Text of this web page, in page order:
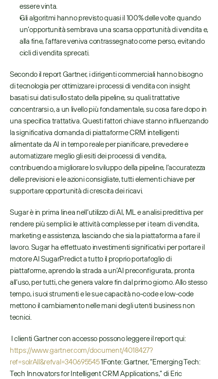
essere vinta.
Gli algoritmi hanno previsto quasi il 100% delle volte quando
un’opportunità sembrava una scarsa opportunità di vendita e,
alla fine, l’affare veniva contrassegnato come perso, evitando
cicli di vendita sprecati.
Secondo il report Gartner, i dirigenti commerciali hanno bisogno
di tecnologia per ottimizzare i processi di vendita con insight
basati sui dati sullo stato della pipeline, su quali trattative
concentrarsi o, a un livello più fondamentale, su cosa fare dopo in
una specifica trattativa. Questi fattori chiave stanno influenzando
la significativa domanda di piattaforme CRM intelligenti
alimentate da AI in tempo reale per pianificare, prevedere e
automatizzare meglio gli esiti dei processi di vendita,
contribuendo a migliorare lo sviluppo della pipeline, l’accuratezza
delle previsioni e le azioni consigliate, tutti elementi chiave per
supportare opportunità di crescita dei ricavi.
Sugar è in prima linea nell’utilizzo di AI, ML e analisi predittiva per
rendere più semplici le attività complesse per i team di vendita,
marketing e assistenza, lasciando che sia la piattaforma a fare il
lavoro. Sugar ha effettuato investimenti significativi per portare il
motore AI SugarPredict a tutto il proprio portafoglio di
piattaforme, aprendo la strada a un’AI preconfigurata, pronta
all’uso, per tutti, che genera valore fin dal primo giorno. Allo stesso
tempo, i suoi strumenti e le sue capacità no-code e low-code
mettono il cambiamento nelle mani degli utenti business non
tecnici.
I clienti Gartner con accesso possono leggere il report qui:
https://www.gartner.com/document/4018427?
ref=solrAll&refval=340695545 1Fonte: Gartner, “Emerging Tech:
Tech Innovators for Intelligent CRM Applications,” di Eric